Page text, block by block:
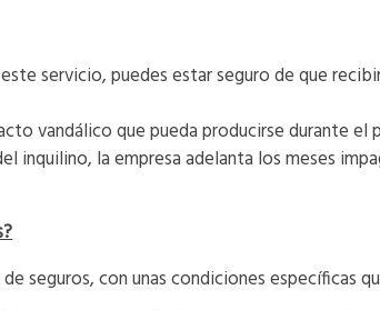
servicio, puedes estar seguro de que
vandálico que pueda producirse durante el
inquilino, la empresa adelanta los meses
seguros, con unas condiciones específicas